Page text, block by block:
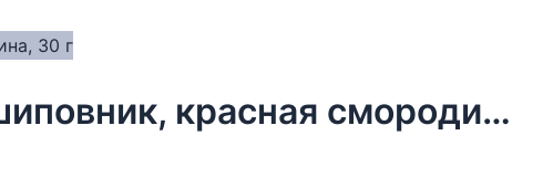
Чай новогодний в мешочке, шиповник, красная смородина, 30 г